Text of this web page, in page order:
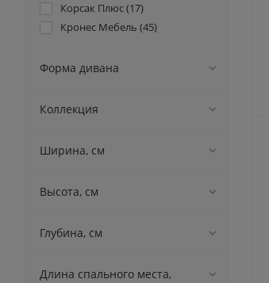
Корсак Плюс (17)
Кронес Мебель (45)
ЭРА (3)
Форма дивана
Коллекция
Ширина, см
Высота, см
Глубина, см
Длина спального места,